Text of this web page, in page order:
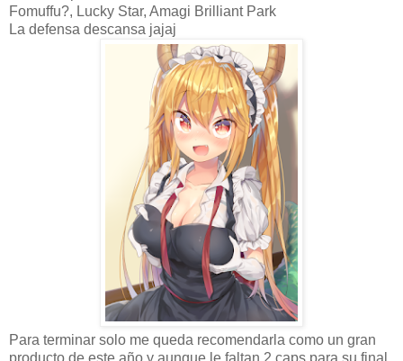
Fomuffu?, Lucky Star, Amagi Brilliant Park
La defensa descansa jajaj
Para terminar solo me queda recomendarla como un gran
producto de este año y aunque le faltan 2 caps para su final